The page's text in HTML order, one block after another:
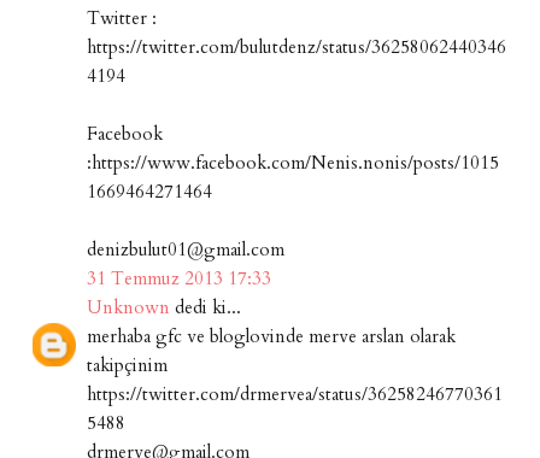
Twitter :
https://twitter.com/bulutdenz/status/36258062440346
4194
Facebook
:https://www.facebook.com/Nenis.nonis/posts/1015
1669464271464
denizbulut01@gmail.com
31 Temmuz 2013 17:33
Unknown dedi ki...
merhaba gfc ve bloglovinde merve arslan olarak
takipçinim
https://twitter.com/drmervea/status/36258246770361
5488
drmerve@gmail.com